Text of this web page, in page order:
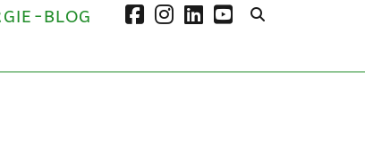
BLOG facebook
instagram
linkedin
youtube